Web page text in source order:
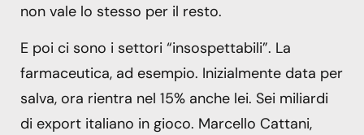
non vale lo stesso per il resto.
E poi ci sono i settori “insospettabili”. La
farmaceutica, ad esempio. Inizialmente data per
salva, ora rientra nel 15% anche lei. Sei miliardi
di export italiano in gioco. Marcello Cattani,